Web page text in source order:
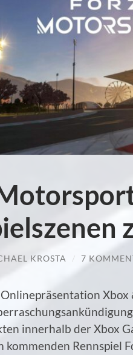
KROSTA / 7
innerhalb der Xbox
kommenden Rennspiel